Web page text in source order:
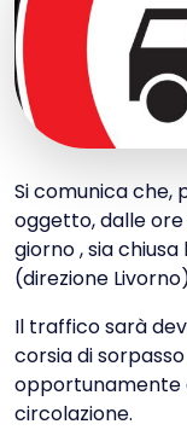
Si comunica che,
oggetto, dalle ore
giorno , sia chiusa
(direzione
Il traffico sarà
corsia di
opportunamente
circolazione.